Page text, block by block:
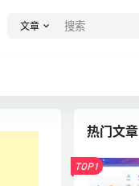
文章
热门文章
TOP1